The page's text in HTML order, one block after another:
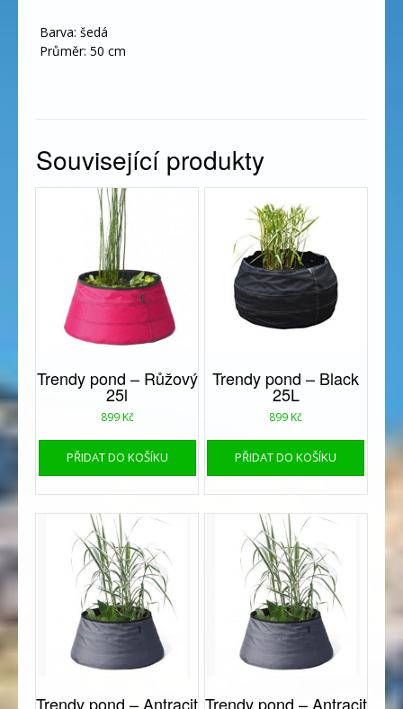
Barva: šedá
Průměr: 50 cm
Související produkty
Trendy pond – Růžový
25l
899 Kč
PŘIDAT DO KOŠÍKU
Trendy pond – Black
25L
899 Kč
PŘIDAT DO KOŠÍKU
Trendy pond – Antracit Trendy pond – Antracit